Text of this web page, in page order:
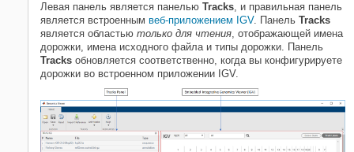
НА ЭТОЙ СТРАНИЦЕ
Откройте приложение
Добавьте дорожки путем
импортирования данных
Визуализируйте одно изменение
нуклеотида цитохрома P450
Ссылки
Смотрите также
Левая панель является панелью Tracks, и правильная панель
является встроенным веб-приложением IGV. Панель Tracks
является областью только для чтения, отображающей имена
дорожки, имена исходного файла и типы дорожки. Панель
Tracks обновляется соответственно, когда вы конфигурируете
дорожки во встроенном приложении IGV.